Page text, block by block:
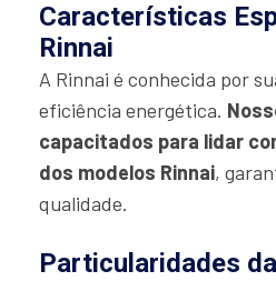
Características
Rinnai
A Rinnai é conhecida por
eficiência energética.
capacitados para lidar
dos modelos Rinnai,
qualidade.
Particularidades